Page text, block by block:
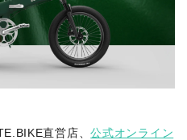
直営店、公式オンライン